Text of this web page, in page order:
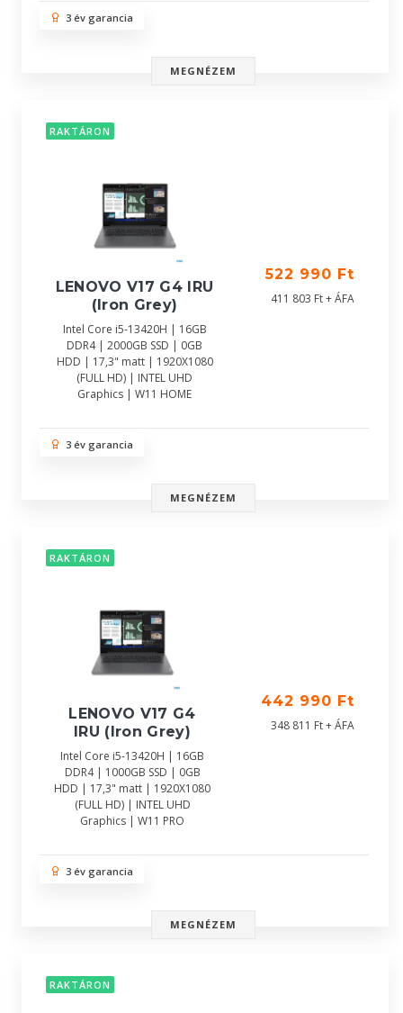
3 év garancia
MEGNÉZEM
RAKTÁRON
LENOVO V17 G4 IRU
(Iron Grey)
Intel Core i5-13420H | 16GB
DDR4 | 2000GB SSD | 0GB
HDD | 17,3" matt | 1920X1080
(FULL HD) | INTEL UHD
Graphics | W11 HOME
522 990 Ft
411 803 Ft + ÁFA
3 év garancia
MEGNÉZEM
RAKTÁRON
LENOVO V17 G4
IRU (Iron Grey)
Intel Core i5-13420H | 16GB
DDR4 | 1000GB SSD | 0GB
HDD | 17,3" matt | 1920X1080
(FULL HD) | INTEL UHD
Graphics | W11 PRO
442 990 Ft
348 811 Ft + ÁFA
3 év garancia
MEGNÉZEM
RAKTÁRON